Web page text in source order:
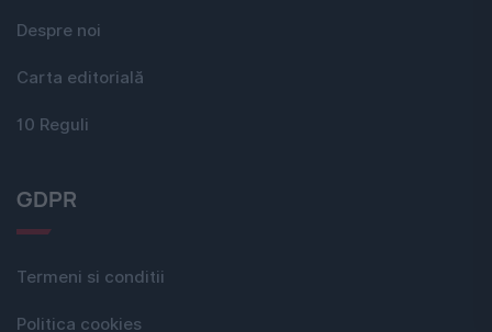
Despre noi
Carta editorială
10 Reguli
GDPR
Termeni si conditii
Politica cookies